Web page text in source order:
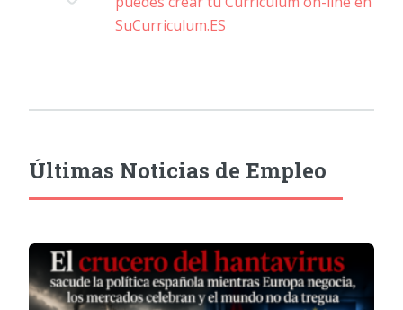
SuCurriculum.ES
Últimas Noticias de Empleo